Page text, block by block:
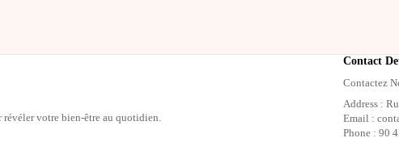
révéler votre bien-être au quotidien.
Contact
Contactez
Address :
Email :
Phone : 90